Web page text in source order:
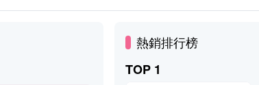
熱銷排行榜
TOP 1